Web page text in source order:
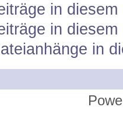
in
in
in